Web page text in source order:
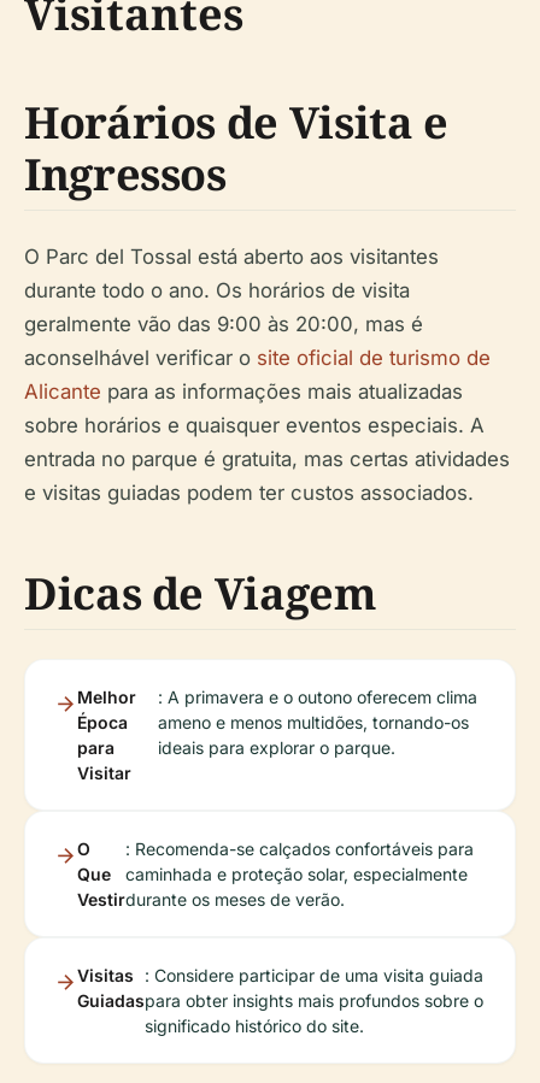
Visitantes
Horários de Visita e
Ingressos
O Parc del Tossal está aberto aos visitantes
durante todo o ano. Os horários de visita
geralmente vão das 9:00 às 20:00, mas é
aconselhável verificar o site oficial de turismo de
Alicante para as informações mais atualizadas
sobre horários e quaisquer eventos especiais. A
entrada no parque é gratuita, mas certas atividades
e visitas guiadas podem ter custos associados.
Dicas de Viagem
Melhor
Época
para
Visitar
: A primavera e o outono oferecem clima
ameno e menos multidões, tornando-os
ideais para explorar o parque.
O
Que
Vestir
: Recomenda-se calçados confortáveis para
caminhada e proteção solar, especialmente
durante os meses de verão.
Visitas
Guiadas
: Considere participar de uma visita guiada
para obter insights mais profundos sobre o
significado histórico do site.